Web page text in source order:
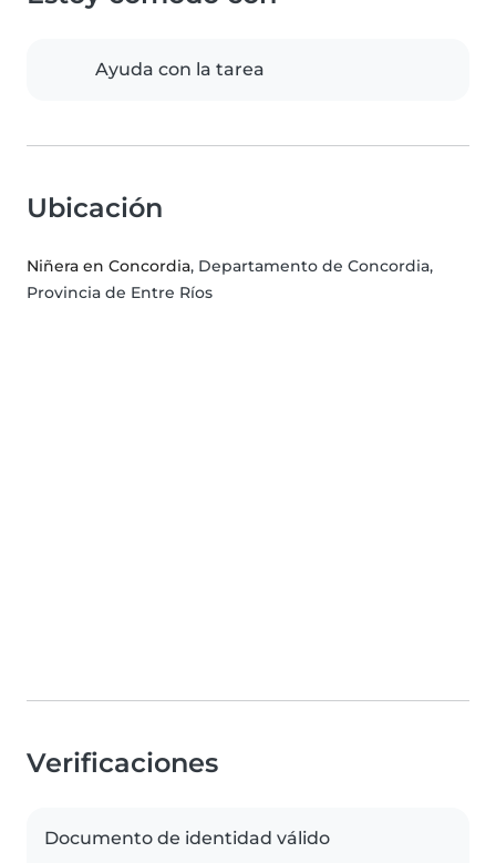
Ayuda con la tarea
Ubicación
Niñera en Concordia, Departamento de Concordia,
Provincia de Entre Ríos
Verificaciones
Documento de identidad válido